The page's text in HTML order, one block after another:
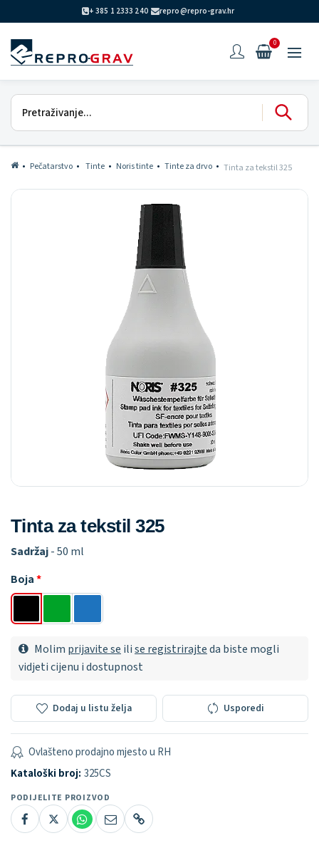
+ 385 1 2333 240 repro@repro-grav.hr
0
Pečatarstvo Tinte Noris tinte Tinte za drvo Tinta za tekstil 325
Tinta za tekstil 325
Sadržaj- 50 ml
Boja
Molim prijavite se ilise registrirajteda biste mogli
vidjeti cijenu i dostupnost
Dodaj u listu želja Usporedi
Ovlašteno prodajno mjesto u RH
Kataloški broj: 325CS
PODIJELITE PROIZVOD